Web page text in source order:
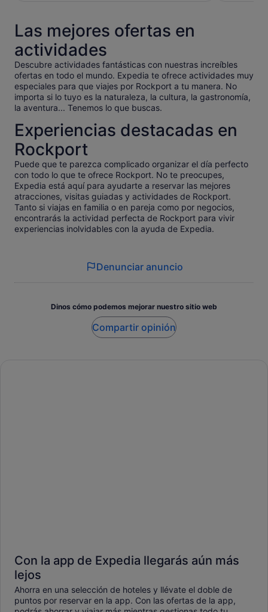
adulto*
* Selecciona
varios
adultos
para
obtener
un
precio
inferior
adultos
para
obtener
un
inferior
Las mejores ofertas en
actividades
Descubre actividades fantásticas con nuestras increíbles
ofertas en todo el mundo. Expedia te ofrece actividades muy
especiales para que viajes por Rockport a tu manera. No
importa si lo tuyo es la naturaleza, la cultura, la gastronomía,
la aventura... Tenemos lo que buscas.
Experiencias destacadas en
Rockport
Puede que te parezca complicado organizar el día perfecto
con todo lo que te ofrece Rockport. No te preocupes,
Expedia está aquí para ayudarte a reservar las mejores
atracciones, visitas guiadas y actividades de Rockport.
Tanto si viajas en familia o en pareja como por negocios,
encontrarás la actividad perfecta de Rockport para vivir
experiencias inolvidables con la ayuda de Expedia.
Denunciar anuncio
Dinos cómo podemos mejorar nuestro sitio web
Compartir opinión
Con la app de Expedia llegarás aún más
lejos
Ahorra en una selección de hoteles y llévate el doble de
puntos por reservar en la app. Con las ofertas de la app,